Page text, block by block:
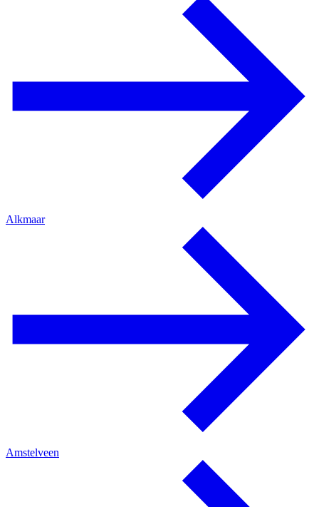
Alkmaar
Amstelveen